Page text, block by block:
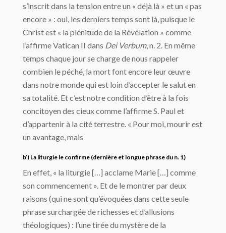
s’inscrit dans la tension entre un « déjà là » et un « pas
encore » : oui, les derniers temps sont là, puisque le
Christ est « la plénitude de la Révélation » comme
l’affirme Vatican II dans Dei Verbum, n. 2. En même
temps chaque jour se charge de nous rappeler
combien le péché, la mort font encore leur œuvre
dans notre monde qui est loin d’accepter le salut en
sa totalité. Et c’est notre condition d’être à la fois
concitoyen des cieux comme l’affirme S. Paul et
d’appartenir à la cité terrestre. « Pour moi, mourir est
un avantage, mais
b’) La liturgie le confirme (dernière et longue phrase du n. 1)
En effet, « la liturgie […] acclame Marie […] comme
son commencement ». Et de le montrer par deux
raisons (qui ne sont qu’évoquées dans cette seule
phrase surchargée de richesses et d’allusions
théologiques) : l’une tirée du mystère de la